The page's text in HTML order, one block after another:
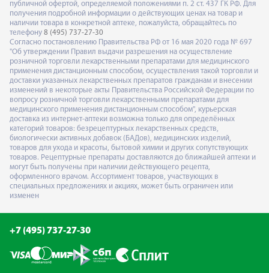
публичной офертой, определяемой положениями п. 2 ст. 437 ГК РФ. Для
получения подробной информации о действующих ценах на товар и
наличии товара в конкретной аптеке, пожалуйста, обращайтесь по
телефону 8 (495) 737-27-30
Согласно постановлению Правительства РФ от 16 мая 2020 года № 697
"Об утверждении Правил выдачи разрешения на осуществление
розничной торговли лекарственными препаратами для медицинского
применения дистанционным способом, осуществления такой торговли и
доставки указанных лекарственных препаратов гражданам и внесении
изменений в некоторые акты Правительства Российской Федерации по
вопросу розничной торговли лекарственными препаратами для
медицинского применения дистанционным способом", курьерская
доставка из интернет-аптеки возможна только для определённых
категорий товаров: безрецептурных лекарственных средств,
биологически активных добавок (БАДов), медицинских изделий,
товаров для ухода и красоты, бытовой химии и других сопутствующих
товаров. Рецептурные препараты доставляются до ближайшей аптеки и
могут быть получены при наличии действующего рецепта,
оформленного врачом. Ассортимент товаров, участвующих в
специальных предложениях и акциях, может быть ограничен или
изменен
+7 (495) 737-27-30